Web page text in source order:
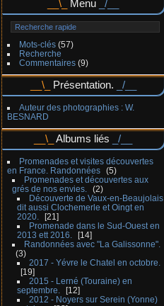
Menu
Mots-clés(57)
Recherche
Commentaires(9)
Présentation.
Auteur des photographies : W.
BESNARD
Albums liés
Promenades et visites découvertes
en France. Randonnées
5
Promenades et découvertes aux
grés de nos envies.
2
Découverte de Vaux-en-Beaujolais
dit aussi Clochemerle et Oingt en
2020.
21
Promenade dans le Sud-Ouest en
2013 ett 2016.
14
Randonnées avec "La Galissonne".
3
2017 - Yévre le Chatel en octobre.
19
2015 - Lerné (Touraine) en
septembre.
12
2012 - Noyers sur Serein (Yonne)